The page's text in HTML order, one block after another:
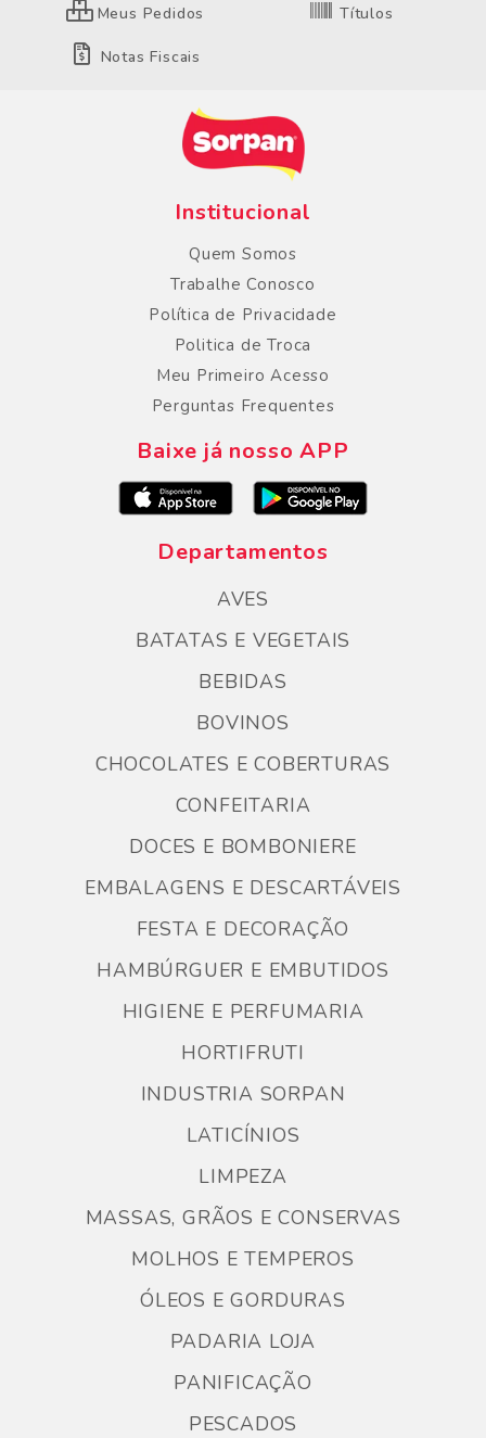
Meus Pedidos Títulos
Notas Fiscais
Institucional
Quem Somos
Trabalhe Conosco
Política de Privacidade
Politica de Troca
Meu Primeiro Acesso
Perguntas Frequentes
Baixe já nosso APP
Departamentos
AVES
BATATAS E VEGETAIS
BEBIDAS
BOVINOS
CHOCOLATES E COBERTURAS
CONFEITARIA
DOCES E BOMBONIERE
EMBALAGENS E DESCARTÁVEIS
FESTA E DECORAÇÃO
HAMBÚRGUER E EMBUTIDOS
HIGIENE E PERFUMARIA
HORTIFRUTI
INDUSTRIA SORPAN
LATICÍNIOS
LIMPEZA
MASSAS, GRÃOS E CONSERVAS
MOLHOS E TEMPEROS
ÓLEOS E GORDURAS
PADARIA LOJA
PANIFICAÇÃO
PESCADOS